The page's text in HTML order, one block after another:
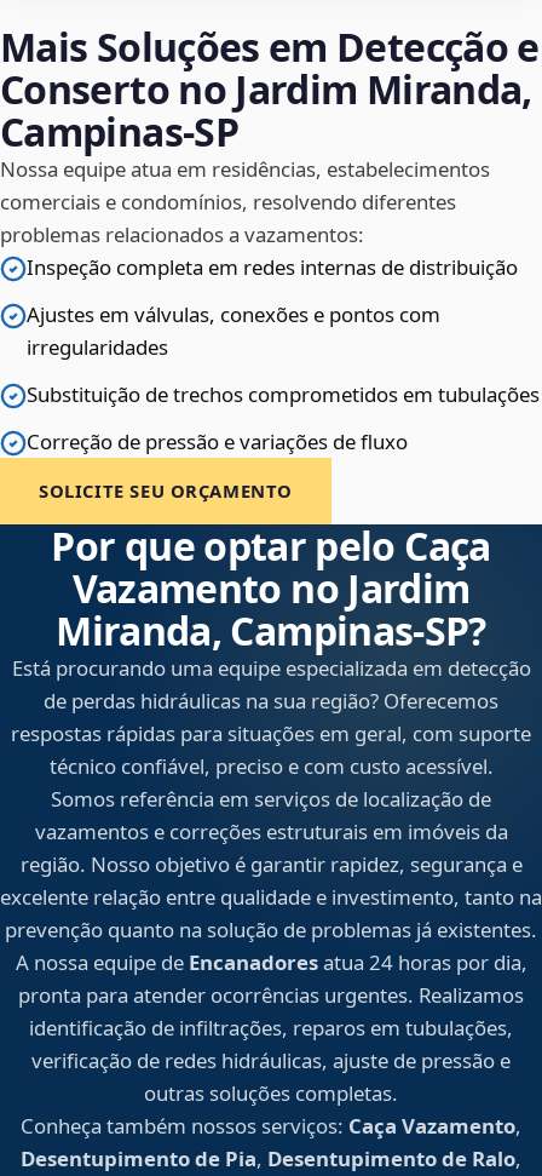
Mais Soluções em Detecção e
Conserto no Jardim Miranda,
Campinas‑SP
Nossa equipe atua em residências, estabelecimentos
comerciais e condomínios, resolvendo diferentes
problemas relacionados a vazamentos:
Inspeção completa em redes internas de distribuição
Ajustes em válvulas, conexões e pontos com
irregularidades
Substituição de trechos comprometidos em tubulações
Correção de pressão e variações de fluxo
SOLICITE SEU ORÇAMENTO
Por que optar pelo Caça
Vazamento no Jardim
Miranda, Campinas‑SP?
Está procurando uma equipe especializada em detecção
de perdas hidráulicas na sua região? Oferecemos
respostas rápidas para situações em geral, com suporte
técnico confiável, preciso e com custo acessível.
Somos referência em serviços de localização de
vazamentos e correções estruturais em imóveis da
região. Nosso objetivo é garantir rapidez, segurança e
excelente relação entre qualidade e investimento, tanto na
prevenção quanto na solução de problemas já existentes.
A nossa equipe de Encanadoresatua 24 horas por dia,
pronta para atender ocorrências urgentes. Realizamos
identificação de infiltrações, reparos em tubulações,
verificação de redes hidráulicas, ajuste de pressão e
outras soluções completas.
Conheça também nossos serviços: Caça Vazamento,
Desentupimento de Pia, Desentupimento de Ralo,